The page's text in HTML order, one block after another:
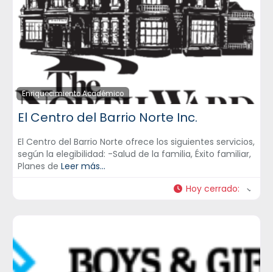
Enriquecimiento Académico
El Centro del Barrio Norte Inc.
El Centro del Barrio Norte ofrece los siguientes servicios,
según la elegibilidad: -Salud de la familia, Éxito familiar,
Planes de Leer más...
Hoy cerrado: